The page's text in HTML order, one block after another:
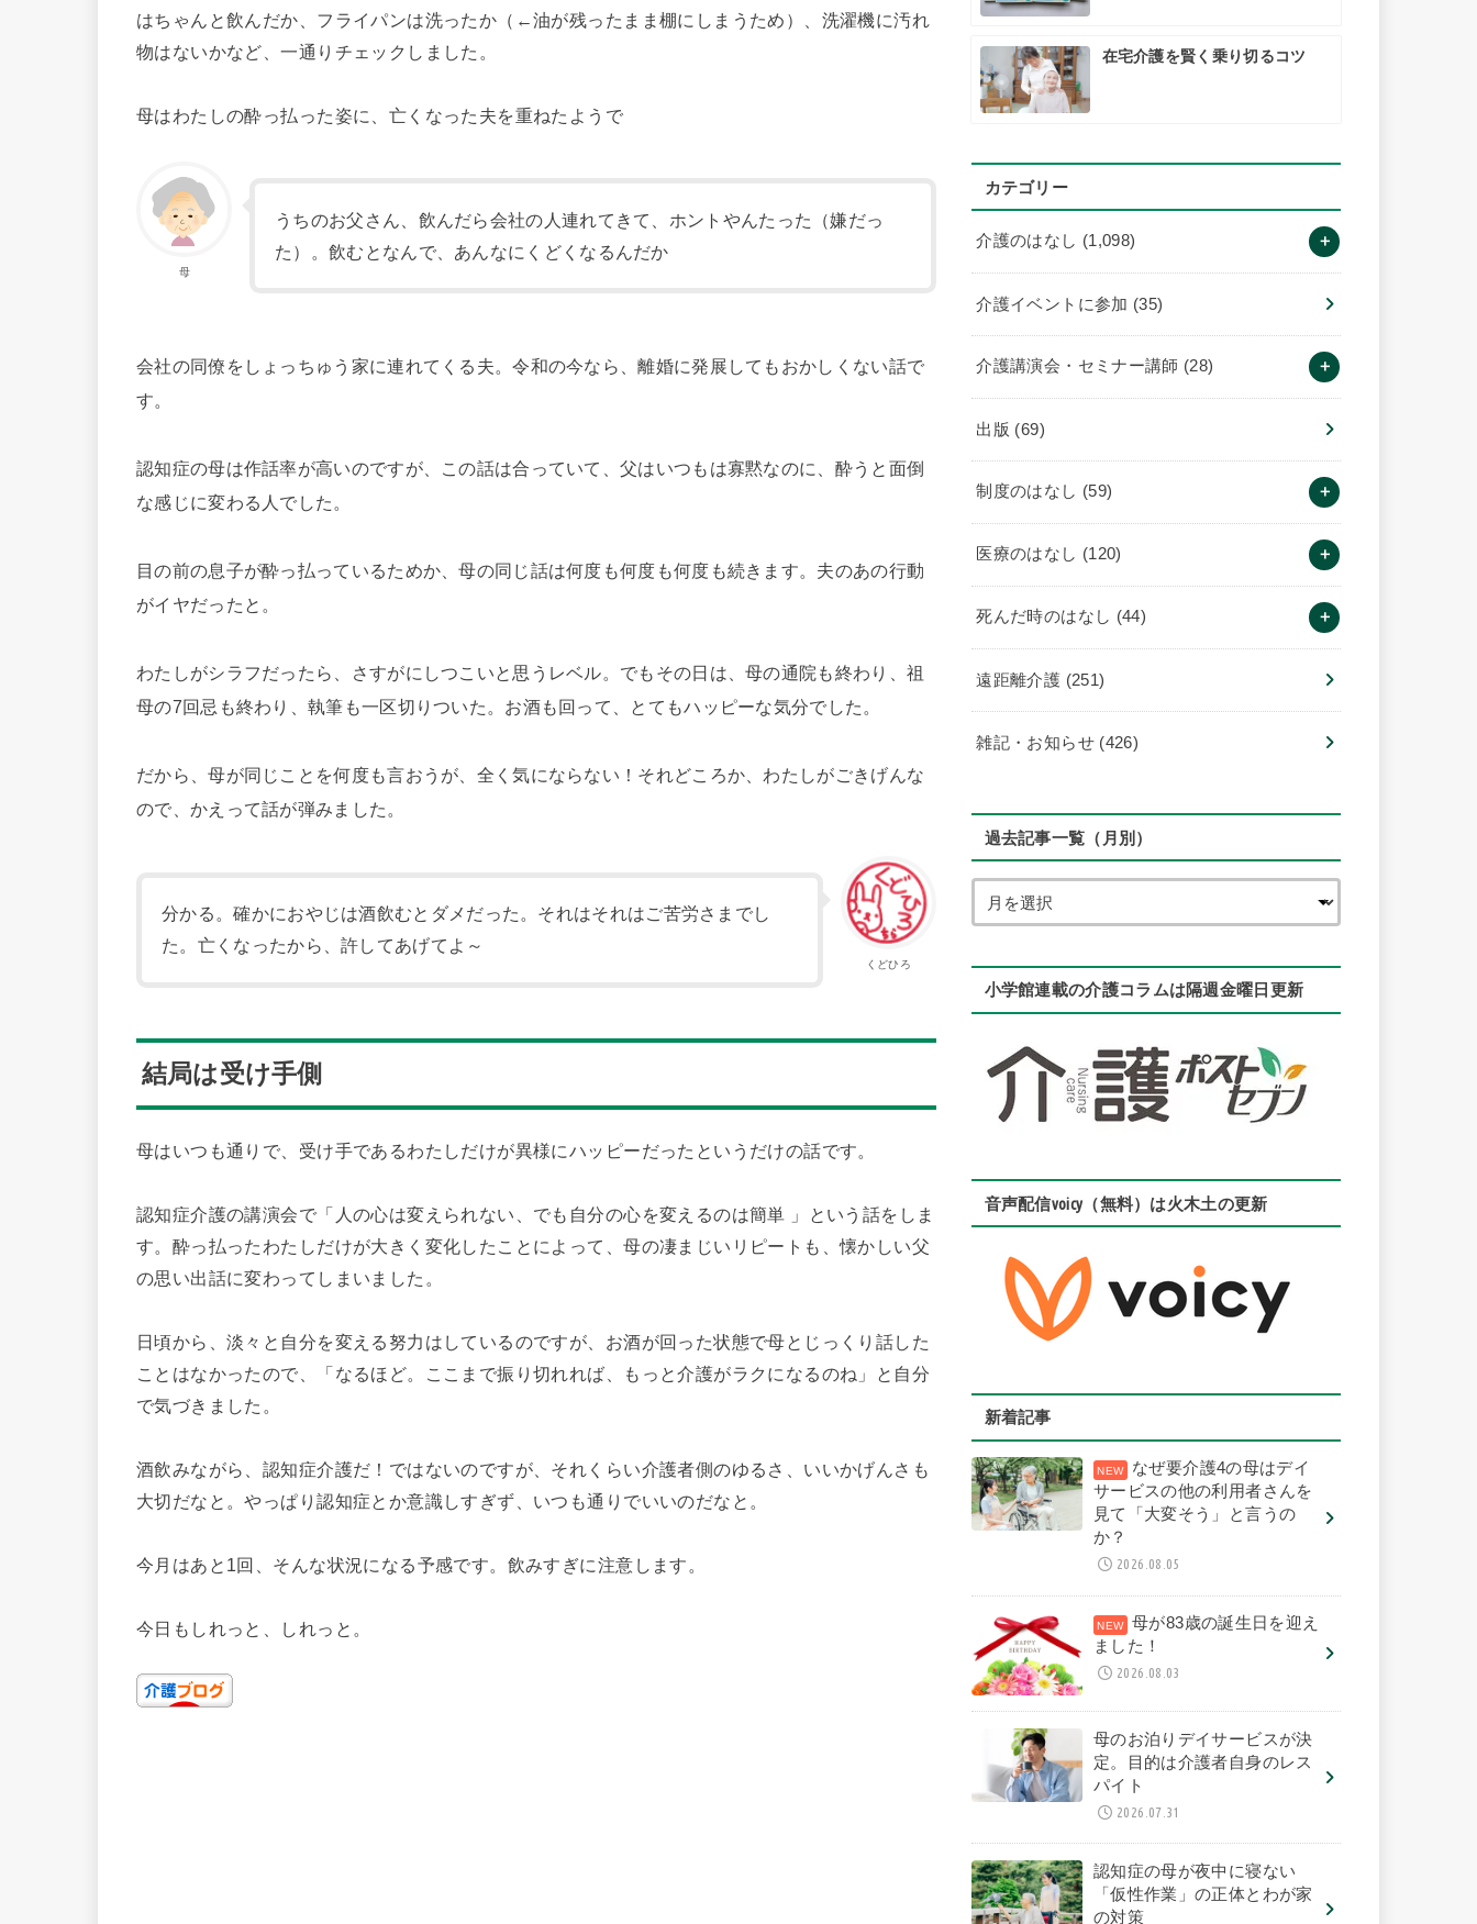
はちゃんと飲んだか、フライパンは洗ったか（←油が残ったまま棚にしまうため）、洗濯機に汚れ
物はないかなど、一通りチェックしました。
母はわたしの酔っ払った姿に、亡くなった夫を重ねたようで
母
うちのお父さん、飲んだら会社の人連れてきて、ホントやんたった（嫌だっ
た）。飲むとなんで、あんなにくどくなるんだか
会社の同僚をしょっちゅう家に連れてくる夫。令和の今なら、離婚に発展してもおかしくない話で
す。
認知症の母は作話率が高いのですが、この話は合っていて、父はいつもは寡黙なのに、酔うと面倒
な感じに変わる人でした。
目の前の息子が酔っ払っているためか、母の同じ話は何度も何度も何度も続きます。夫のあの行動
がイヤだったと。
わたしがシラフだったら、さすがにしつこいと思うレベル。でもその日は、母の通院も終わり、祖
母の7回忌も終わり、執筆も一区切りついた。お酒も回って、とてもハッピーな気分でした。
だから、母が同じことを何度も言おうが、全く気にならない！それどころか、わたしがごきげんな
ので、かえって話が弾みました。
くどひろ
分かる。確かにおやじは酒飲むとダメだった。それはそれはご苦労さまでし
た。亡くなったから、許してあげてよ～
結局は受け手側
母はいつも通りで、受け手であるわたしだけが異様にハッピーだったというだけの話です。
認知症介護の講演会で「人の心は変えられない、でも自分の心を変えるのは簡単 」という話をしま
す。酔っ払ったわたしだけが大きく変化したことによって、母の凄まじいリピートも、懐かしい父
の思い出話に変わってしまいました。
日頃から、淡々と自分を変える努力はしているのですが、お酒が回った状態で母とじっくり話した
ことはなかったので、「なるほど。ここまで振り切れれば、もっと介護がラクになるのね」と自分
で気づきました。
酒飲みながら、認知症介護だ！ではないのですが、それくらい介護者側のゆるさ、いいかげんさも
大切だなと。やっぱり認知症とか意識しすぎず、いつも通りでいいのだなと。
今月はあと1回、そんな状況になる予感です。飲みすぎに注意します。
今日もしれっと、しれっと。
在宅介護を賢く乗り切るコツ
カテゴリー
介護のはなし (1,098)
介護イベントに参加 (35)
介護講演会・セミナー講師 (28)
出版 (69)
制度のはなし (59)
医療のはなし (120)
死んだ時のはなし (44)
遠距離介護 (251)
雑記・お知らせ (426)
過去記事一覧（月別）
小学館連載の介護コラムは隔週金曜日更新
音声配信voicy（無料）は火木土の更新
新着記事
なぜ要介護4の母はデイ
サービスの他の利用者さんを
見て「大変そう」と言うの
か？
2026.08.05
母が83歳の誕生日を迎え
ました！
2026.08.03
母のお泊りデイサービスが決
定。目的は介護者自身のレス
パイト
2026.07.31
認知症の母が夜中に寝ない
「仮性作業」の正体とわが家
の対策